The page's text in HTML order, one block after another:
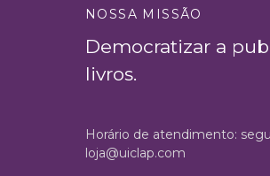
NOSSA MISSÃO
Democratizar a
livros.
Horário de atendimento:
loja@uiclap.com